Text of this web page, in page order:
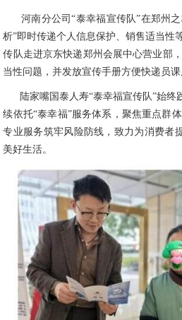
河南分公司“泰幸福宣传队”在郑州
析”即时传递个人信息保护、销售适当性
传队走进京东快递郑州会展中心营业部
当性问题，并发放宣传手册方便快递员
陆家嘴国泰人寿“泰幸福宣传队”始
续依托“泰幸福”服务体系，聚焦重点群
专业服务筑牢风险防线，致力为消费者
美好生活。